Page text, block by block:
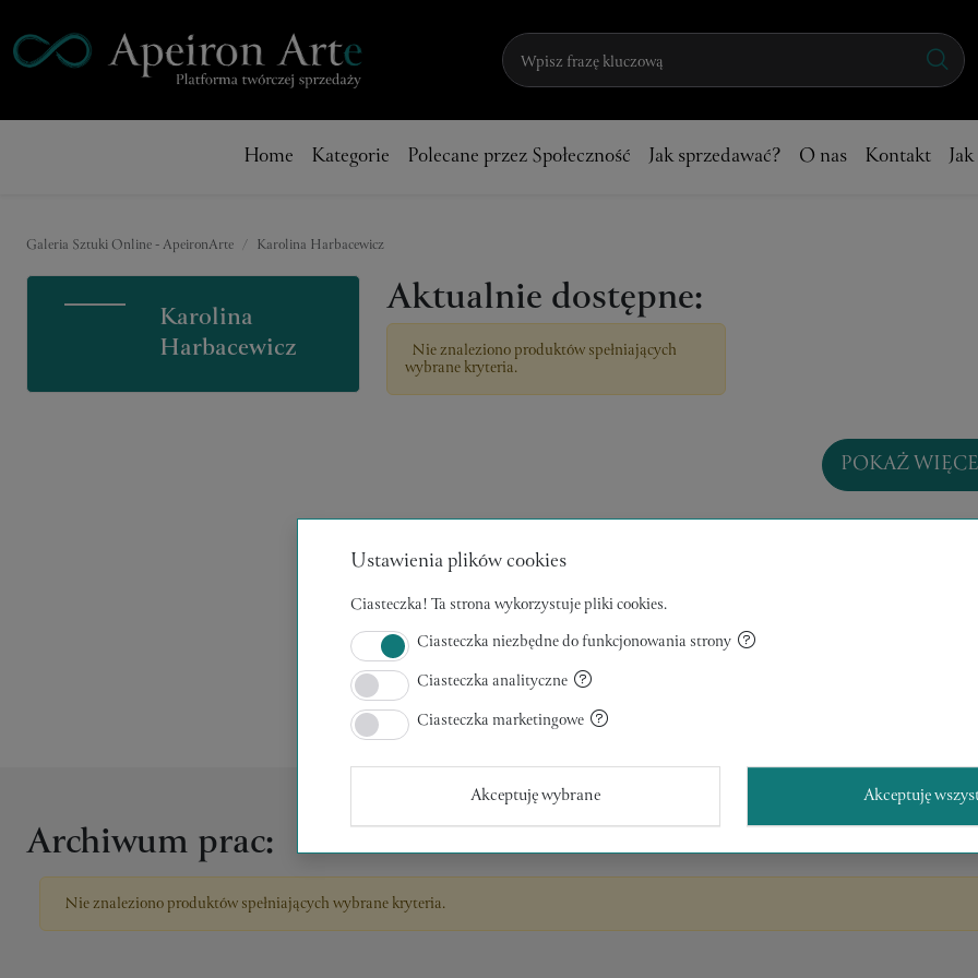
Home Kategorie Polecane przez Społeczność Jak sprzedawać? O nas Kontakt
Galeria Sztuki Online - ApeironArte Karolina Harbacewicz
Karolina
Harbacewicz
Aktualnie dostępne:
Nie znaleziono produktów spełniających
wybrane kryteria.
POKAŻ
Kolekcje:
Brak kolekcji
Archiwum prac:
Nie znaleziono produktów spełniających wybrane kryteria.
Ustawienia plików cookies
Ciasteczka! Ta strona wykorzystuje pliki cookies.
Ciasteczka niezbędne do funkcjonowania strony
Ciasteczka analityczne
Ciasteczka marketingowe
Akceptuję wybrane Akceptuję